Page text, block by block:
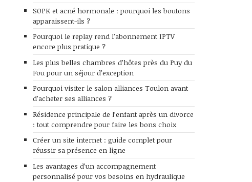
SOPK et acné hormonale : pourquoi les boutons
apparaissent-ils ?
Pourquoi le replay rend l’abonnement IPTV
encore plus pratique ?
Les plus belles chambres d’hôtes près du Puy du
Fou pour un séjour d’exception
Pourquoi visiter le salon alliances Toulon avant
d’acheter ses alliances ?
Résidence principale de l’enfant après un divorce
: tout comprendre pour faire les bons choix
Créer un site internet : guide complet pour
réussir sa présence en ligne
Les avantages d’un accompagnement
personnalisé pour vos besoins en hydraulique